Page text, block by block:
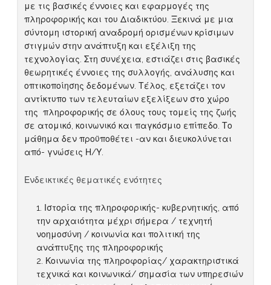
με τις βασικές έννοιες και εφαρμογές της
πληροφορικής και του Διαδικτύου. Ξεκινά με μια
σύντομη ιστορική αναδρομή ορισμένων κρίσιμων
στιγμών στην ανάπτυξη και εξέλιξη της
τεχνολογίας. Στη συνέχεια, εστιάζει στις βασικές
θεωρητικές έννοιες της συλλογής, ανάλυσης και
οπτικοποίησης δεδομένων. Τέλος, εξετάζει τον
αντίκτυπο των τελευταίων εξελίξεων στο χώρο
της πληροφορικής σε όλους τους τομείς της ζωής
σε ατομικό, κοινωνικό και παγκόσμιο επίπεδο. Το
μάθημα δεν προϋποθέτει -αν και διευκολύνεται
από- γνώσεις Η/Υ.
Ενδεικτικές θεματικές ενότητες
Ιστορία της πληροφορικής- κυβερνητικής, από
την αρχαιότητα μέχρι σήμερα / τεχνητή
νοημοσύνη / κοινωνία και πολιτική της
ανάπτυξης της πληροφορικής
Κοινωνία της πληροφορίας/ χαρακτηριστικά
τεχνικά και κοινωνικά/ σημασία των υπηρεσιών